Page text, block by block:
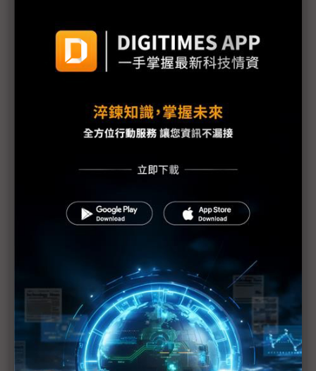
韓美半導體漲價換訂單？SK海力士TCB設備最終分配
HBM核心設備風雲起 韓美半導體轉投三星懷抱？
傳SK海力士低調求和 韓美半導體盼「左右逢源」
韓美半導體對SK海力士強硬 背靠美光TCB設備大
生產HBM關鍵 韓美半導體TCB設備首度漲價近3成
韓美半導體罕見調漲TCB價格25% 1Q營收展現底氣
HBM需求大 韓華Semitech又獲SK海力士新設備訂
單
傳SK海力士引進ASMPT TCB設備 用於16層HBM3E